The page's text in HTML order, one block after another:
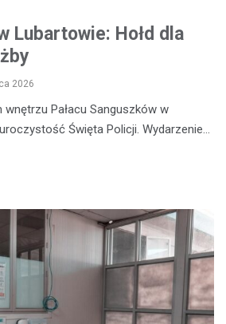
Lubartowie: Hołd dla
2026
Pałacu Sanguszków w
Święta Policji. Wydarzenie…